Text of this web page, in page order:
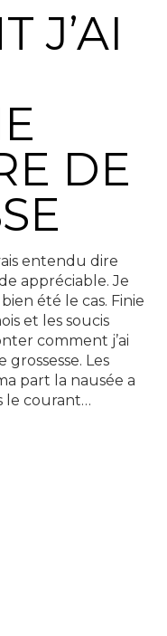
J’AI
DE
entendu dire
appréciable. Je
été le cas. Finie
et les soucis
comment j’ai
Les
part la nausée a
le courant…